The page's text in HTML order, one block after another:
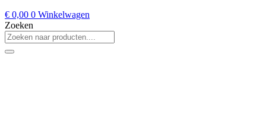
€ 0,00 0 Winkelwagen
Zoeken